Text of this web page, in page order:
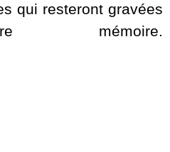
qui resteront gravées
mémoire.